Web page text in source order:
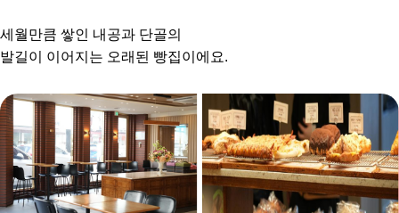
세월만큼 쌓인 내공과 단골의
발길이 이어지는 오래된 빵집이에요.